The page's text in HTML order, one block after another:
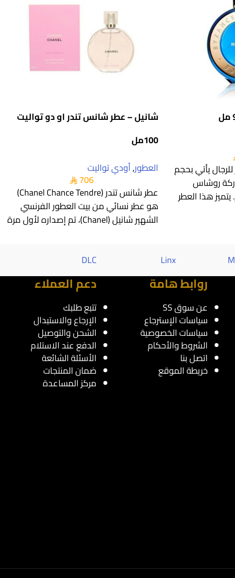
يأتي بحجم
روشاس
يتميز هذا العطر
شانيل – عطر شانس تندر او دو تواليت
100مل
العطور,أودي تواليت
706
عطر شانس تندر (Chanel Chance Tendre)
هو عطر نسائي من بيت العطور الفرنسي
الشهير شانيل (Chanel)، تم إصداره لأول مرة
Linx
DLC
روابط هامة
عن سوق SS
سياسات الإسترجاع
سياسات الخصوصية
الشروط والأحكام
اتصل بنا
خريطة الموقع
دعم العملاء
تتبع طلبك
الإرجاع والاستبدال
الشحن والتوصيل
الدفع عند الاستلام
الأسئلة الشائعة
ضمان المنتجات
مركز المساعدة